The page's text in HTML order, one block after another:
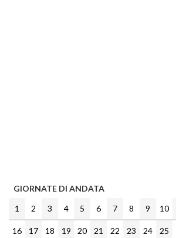
GIORNATE DI ANDATA
1
2 3 4 5 6 7 8 9 10
16 17 18 19 20 21 22 23 24 25